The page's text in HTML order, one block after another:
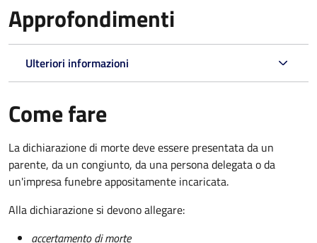
Approfondimenti
Ulteriori informazioni
Come fare
La dichiarazione di morte deve essere presentata da un
parente, da un congiunto, da una persona delegata o da
un'impresa funebre appositamente incaricata.
Alla dichiarazione si devono allegare:
accertamento di morte